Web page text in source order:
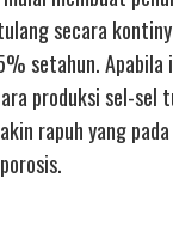
secara
setahun.
produksi sel-sel
rapuh yang